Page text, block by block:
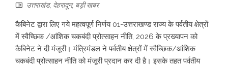
उत्तराखंड, देहरादून, बड़ी खबर
कैबिनेट द्वारा लिए गये महत्वपूर्ण निर्णय 01-उत्तराखण्ड राज्य के पर्वतीय क्षेत्रों
में स्वैच्छिक /आंशिक चकबंदी प्रोत्साहन नीति, 2026 के प्रख्यापन को
कैबिनेट ने दी मंजूरी। मंत्रिमंडल ने पर्वतीय क्षेत्रों में स्वैच्छिक/आंशिक
चकबंदी प्रोत्साहन नीति को मंजूरी प्रदान कर दी है। इसके तहत पर्वतीय